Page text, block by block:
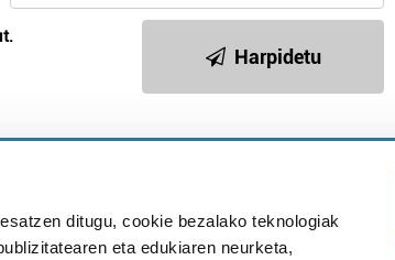
ditugu, cookie bezalako teknologiak
eta edukiaren neurketa,
Harpidetu